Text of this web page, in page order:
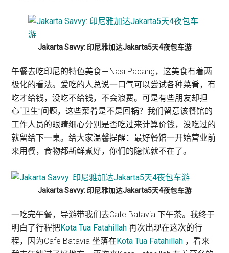
Jakarta Savvy: 印尼雅加达Jakarta5天4夜包车游
午餐去吃印尼的特色美食－Nasi Padang，这美食有着两
极化的看法。爱吃的人总说一口气可以尝试各种菜肴，有
吃才给钱，没吃不给钱，不会浪费。可是有些朋友却担
心“卫生”问题，这些菜肴是不是回锅？我们留意该餐馆的
工作人员的眼睛细心分别是否吃过来计算价钱，没吃过的
就留给下一桌。给大家温馨提醒：最好餐馆一开始营业前
来用餐，食物都新鲜煮好，你们的隐忧就不在了。
Jakarta Savvy: 印尼雅加达Jakarta5天4夜包车游
一吃完午餐，导游带我们去Cafe Batavia 下午茶。我终于
明白了行程把Kota Tua Fatahillah再次出现在这次的行
程，因为Cafe Batavia 坐落在Kota Tua Fatahillah ，看来